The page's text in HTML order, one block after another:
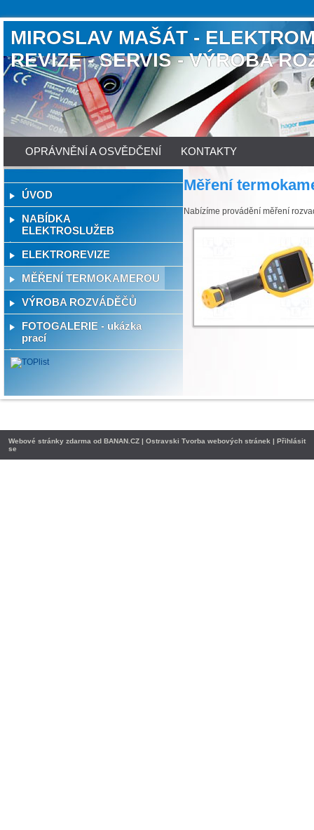
MIROSLAV MAŠÁT -
REVIZE - SERVIS - VÝROBA
OPRÁVNĚNÍ A OSVĚDČENÍ KONTAKTY
Měření
Nabízíme provádění měření
ÚVOD
NABÍDKA
ELEKTROSLUŽEB
ELEKTROREVIZE
MĚŘENÍ TERMOKAMEROU
VÝROBA ROZVÁDĚČŮ
FOTOGALERIE - ukázka
prací
Webové stránky zdarma od BANAN.CZ | Ostravski Tvorba webových stránek | Přihlásit
se